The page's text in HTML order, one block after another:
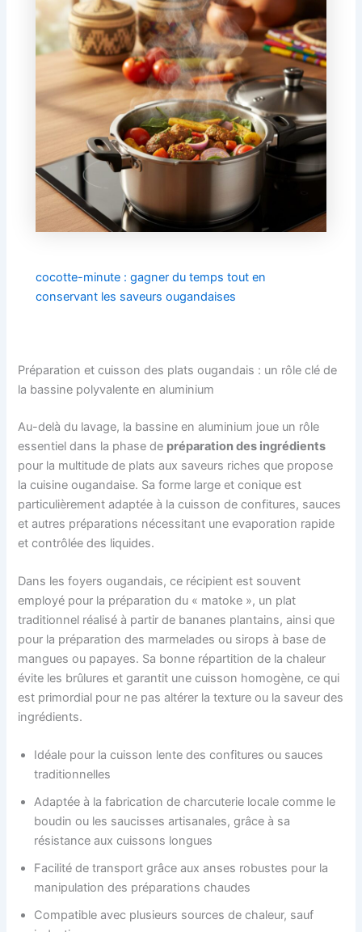
cocotte-minute : gagner du temps tout en
conservant les saveurs ougandaises
Préparation et cuisson des plats ougandais : un rôle clé de
la bassine polyvalente en aluminium
Au-delà du lavage, la bassine en aluminium joue un rôle
essentiel dans la phase de préparation des ingrédients
pour la multitude de plats aux saveurs riches que propose
la cuisine ougandaise. Sa forme large et conique est
particulièrement adaptée à la cuisson de confitures, sauces
et autres préparations nécessitant une evaporation rapide
et contrôlée des liquides.
Dans les foyers ougandais, ce récipient est souvent
employé pour la préparation du « matoke », un plat
traditionnel réalisé à partir de bananes plantains, ainsi que
pour la préparation des marmelades ou sirops à base de
mangues ou papayes. Sa bonne répartition de la chaleur
évite les brûlures et garantit une cuisson homogène, ce qui
est primordial pour ne pas altérer la texture ou la saveur des
ingrédients.
Idéale pour la cuisson lente des confitures ou sauces
traditionnelles
Adaptée à la fabrication de charcuterie locale comme le
boudin ou les saucisses artisanales, grâce à sa
résistance aux cuissons longues
Facilité de transport grâce aux anses robustes pour la
manipulation des préparations chaudes
Compatible avec plusieurs sources de chaleur, sauf